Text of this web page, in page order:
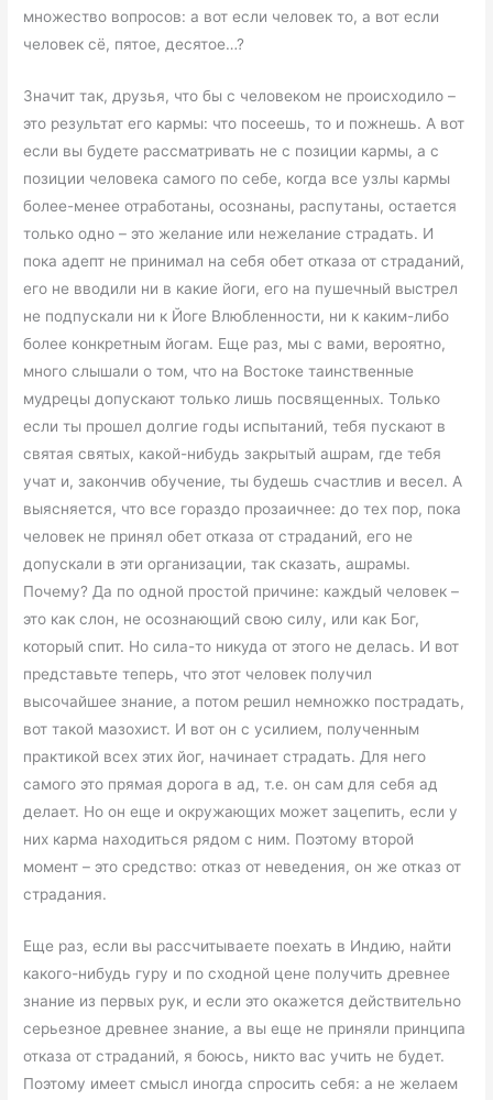
множество вопросов: а вот если человек то, а вот если
человек сё, пятое, десятое…?
Значит так, друзья, что бы с человеком не происходило –
это результат его кармы: что посеешь, то и пожнешь. А вот
если вы будете рассматривать не с позиции кармы, а с
позиции человека самого по себе, когда все узлы кармы
более-менее отработаны, осознаны, распутаны, остается
только одно – это желание или нежелание страдать. И
пока адепт не принимал на себя обет отказа от страданий,
его не вводили ни в какие йоги, его на пушечный выстрел
не подпускали ни к Йоге Влюбленности, ни к каким-либо
более конкретным йогам. Еще раз, мы с вами, вероятно,
много слышали о том, что на Востоке таинственные
мудрецы допускают только лишь посвященных. Только
если ты прошел долгие годы испытаний, тебя пускают в
святая святых, какой-нибудь закрытый ашрам, где тебя
учат и, закончив обучение, ты будешь счастлив и весел. А
выясняется, что все гораздо прозаичнее: до тех пор, пока
человек не принял обет отказа от страданий, его не
допускали в эти организации, так сказать, ашрамы.
Почему? Да по одной простой причине: каждый человек –
это как слон, не осознающий свою силу, или как Бог,
который спит. Но сила-то никуда от этого не делась. И вот
представьте теперь, что этот человек получил
высочайшее знание, а потом решил немножко пострадать,
вот такой мазохист. И вот он с усилием, полученным
практикой всех этих йог, начинает страдать. Для него
самого это прямая дорога в ад, т.е. он сам для себя ад
делает. Но он еще и окружающих может зацепить, если у
них карма находиться рядом с ним. Поэтому второй
момент – это средство: отказ от неведения, он же отказ от
страдания.
Еще раз, если вы рассчитываете поехать в Индию, найти
какого-нибудь гуру и по сходной цене получить древнее
знание из первых рук, и если это окажется действительно
серьезное древнее знание, а вы еще не приняли принципа
отказа от страданий, я боюсь, никто вас учить не будет.
Поэтому имеет смысл иногда спросить себя: а не желаем